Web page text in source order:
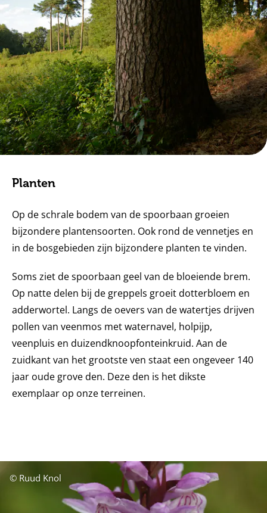
Planten
Op de schrale bodem van de spoorbaan groeien
bijzondere plantensoorten. Ook rond de vennetjes en
in de bosgebieden zijn bijzondere planten te vinden.
Soms ziet de spoorbaan geel van de bloeiende brem.
Op natte delen bij de greppels groeit dotterbloem en
adderwortel. Langs de oevers van de watertjes drijven
pollen van veenmos met waternavel, holpijp,
veenpluis en duizendknoopfonteinkruid. Aan de
zuidkant van het grootste ven staat een ongeveer 140
jaar oude grove den. Deze den is het dikste
exemplaar op onze terreinen.
© Ruud Knol